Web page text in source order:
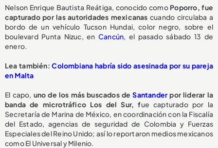
Nelson Enrique Bautista Reátiga, conocido como Poporro, fue
capturado por las autoridades mexicanas cuando circulaba a
bordo de un vehículo Tucson Hundai, color negro, sobre el
boulevard Punta Nizuc, en Cancún, el pasado sábado 13 de
enero.
Lea también:Colombiana habría sido asesinada por su pareja
en Malta
El capo, uno de los más buscados deSantander por liderar la
banda de microtráfico Los del Sur, fue capturado por la
Secretaría de Marina de México, en coordinación con la Fiscalía
del Estado, agencias de seguridad de Colombia y Fuerzas
Especiales del Reino Unido; así lo reportaron medios mexicanos
como El Universal y Milenio.